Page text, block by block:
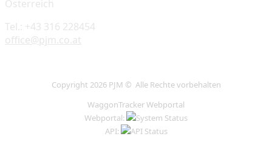
Österreich
Tel.: +43 316 228454
office@pjm.co.at
Copyright 2026 PJM © Alle Rechte vorbehalten
WaggonTracker Webportal
Webportal:
API: